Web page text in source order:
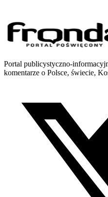
Portal publicystyczno-
komentarze o Polsce, świecie,